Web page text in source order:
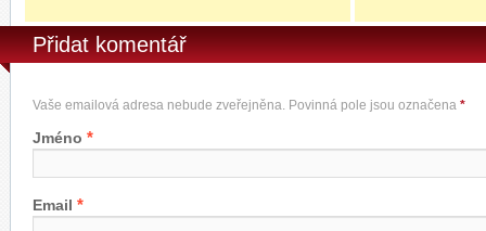
Přidat komentář
Vaše emailová adresa nebude zveřejněna. Povinná pole jsou označena *
Jméno *
Email *